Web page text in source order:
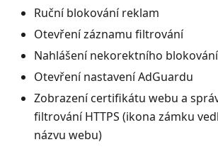
Ruční blokování reklam
Otevření záznamu filtrování
Nahlášení nekorektního blokování
Otevření nastavení AdGuardu
Zobrazení certifikátu webu a
filtrování HTTPS (ikona zámku
názvu webu)